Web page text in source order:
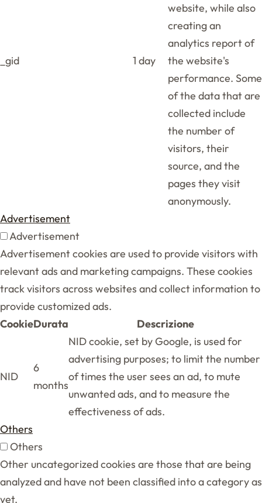
_gid 1 day
website, while also
creating an
analytics report of
the website's
performance. Some
of the data that are
collected include
the number of
visitors, their
source, and the
pages they visit
anonymously.
Advertisement
Advertisement
Advertisement cookies are used to provide visitors with
relevant ads and marketing campaigns. These cookies
track visitors across websites and collect information to
provide customized ads.
CookieDurata Descrizione
NID
6
months
NID cookie, set by Google, is used for
advertising purposes; to limit the number
of times the user sees an ad, to mute
unwanted ads, and to measure the
effectiveness of ads.
Others
Others
Other uncategorized cookies are those that are being
analyzed and have not been classified into a category as
yet.